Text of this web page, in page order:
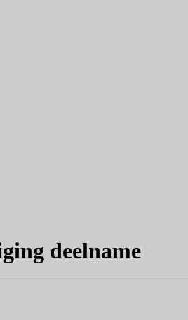
deelname